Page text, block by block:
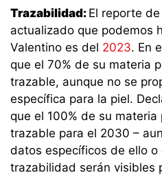
Trazabilidad: El reporte
actualizado que podemos
Valentino es del 2023. En
que el 70% de su materia
trazable, aunque no se
específica para la piel.
que el 100% de su
trazable para el 2030 –
datos específicos de ello
trazabilidad serán visibles